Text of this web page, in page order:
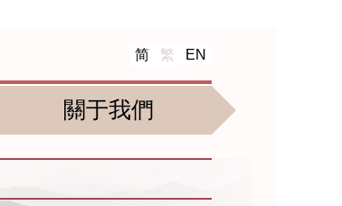
简 繁 EN
關于我們